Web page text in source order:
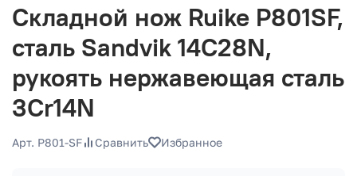
Складной нож Ruike P801SF,
сталь Sandvik 14C28N,
рукоять нержавеющая сталь
3Cr14N
Арт. P801-SF Сравнить Избранное